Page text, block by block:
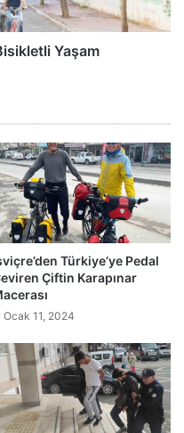
Yaşam
Türkiye’ye Pedal
Çiftin Karapınar
Ocak 11, 2024